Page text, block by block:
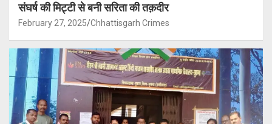
संघर्ष की मिट्टी से बनी सरिता की तक़दीर
February 27, 2025 Chhattisgarh Crimes